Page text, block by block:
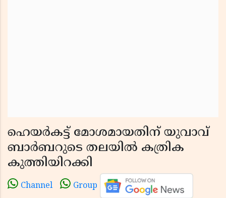
ഹെയര്‍കട്ട് മോശമായതിന് യുവാവ്
ബാര്‍ബറുടെ തലയില്‍ കത്രിക
കുത്തിയിറക്കി
Channel Group